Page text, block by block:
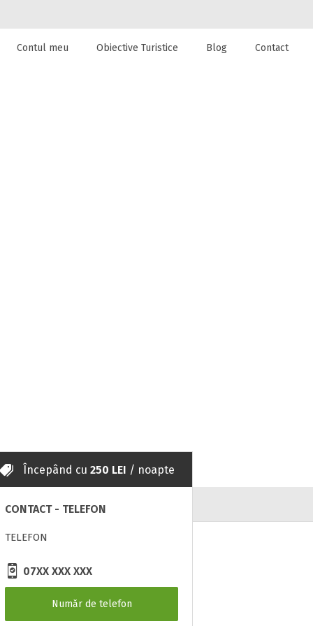
cazare la
Contul meu Obiective Turistice Blog Contact
Începând cu 250 LEI / noapte
CONTACT - TELEFON
TELEFON
07XX XXX XXX
Număr de telefon